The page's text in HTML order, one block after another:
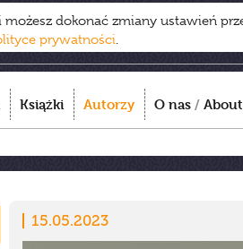
dokonać zmiany ustawień
prywatności.
Książki Autorzy O nas /
15.05.2023